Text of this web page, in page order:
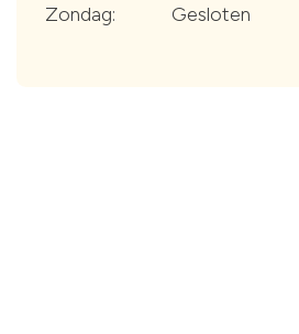
Zondag:
Gesloten